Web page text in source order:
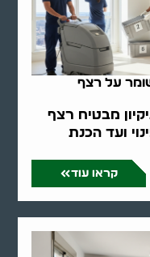
על רצף
מבטיח רצף
ועד הכנת
קראו עוד